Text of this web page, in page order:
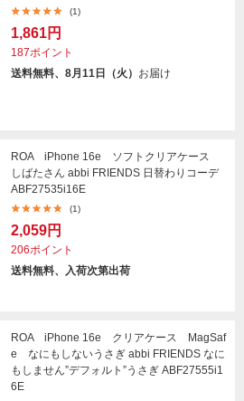
(1)
1,861円
187ポイント
送料無料、8月11日（火） お届け
ROA iPhone 16e ソフトクリアケース
しばたさん abbi FRIENDS 日替わりコーデ
ABF27535i16E
(1)
2,059円
206ポイント
送料無料、入荷次第出荷
ROA iPhone 16e クリアケース MagSaf
e なにもしないうさぎ abbi FRIENDS なに
もしません”デフォルト”うさぎ ABF27555i1
6E